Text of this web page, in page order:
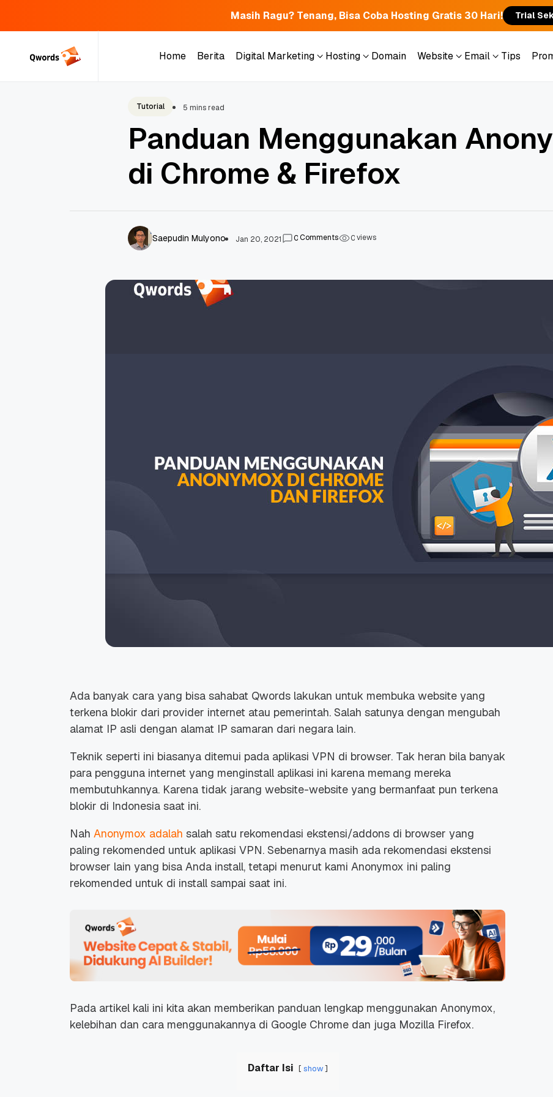
Masih Ragu? Tenang, Bisa Coba Hosting Gratis 30 Hari! Trial
Home
Berita
Digital Marketing
Hosting
Domain
Website
Email
Tips
Tutorial 5 mins read
Panduan Menggunakan
di Chrome & Firefox
Saepudin Mulyono Jan 20, 2021 0Comments 0views
Ada banyak cara yang bisa sahabat Qwords lakukan untuk membuka website yang
terkena blokir dari provider internet atau pemerintah. Salah satunya dengan mengubah
alamat IP asli dengan alamat IP samaran dari negara lain.
Teknik seperti ini biasanya ditemui pada aplikasi VPN di browser. Tak heran bila banyak
para pengguna internet yang menginstall aplikasi ini karena memang mereka
membutuhkannya. Karena tidak jarang website-website yang bermanfaat pun terkena
blokir di Indonesia saat ini.
Nah Anonymox adalah salah satu rekomendasi ekstensi/addons di browser yang
paling rekomended untuk aplikasi VPN. Sebenarnya masih ada rekomendasi ekstensi
browser lain yang bisa Anda install, tetapi menurut kami Anonymox ini paling
rekomended untuk di install sampai saat ini.
Pada artikel kali ini kita akan memberikan panduan lengkap menggunakan Anonymox,
kelebihan dan cara menggunakannya di Google Chrome dan juga Mozilla Firefox.
Daftar Isi show